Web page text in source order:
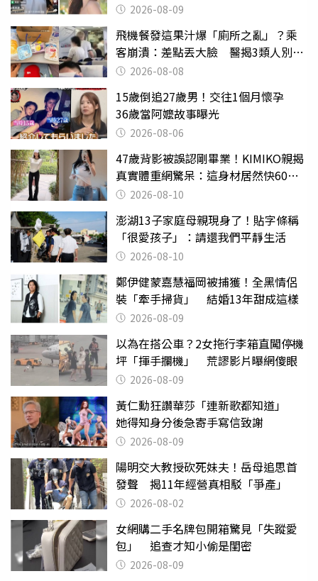
2026-08-09
飛機餐發這果汁爆「廁所之亂」？乘
客崩潰：差點丟大臉 醫揭3類人別亂
喝 2026-08-08
15歲倒追27歲男！交往1個月懷孕
36歲當阿嬤故事曝光
2026-08-06
47歲背影被誤認剛畢業！KIMIKO親揭
真實體重網驚呆：這身材居然快60公
斤？2026-08-10
澎湖13子家庭母親現身了！貼字條稱
「很愛孩子」：請還我們平靜生活
2026-08-10
鄭伊健蒙嘉慧福岡被捕獲！全黑情侶
裝「牽手掃貨」 結婚13年甜成這樣
2026-08-09
以為在搭公車？2女拖行李箱直闖停機
坪「揮手攔機」 荒謬影片曝網傻眼
2026-08-09
黃仁勳狂讚華莎「連新歌都知道」
她得知身分後急寄手寫信致謝
2026-08-09
陽明交大教授砍死妹夫！岳母追思首
發聲 揭11年經營真相駁「爭產」
2026-08-02
女網購二手名牌包開箱驚見「失蹤愛
包」 追查才知小偷是閨密
2026-08-09